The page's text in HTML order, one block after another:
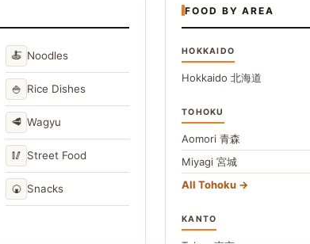
🍝 Noodles
🍚 Rice Dishes
🥩 Wagyu
🥢 Street Food
🍘 Snacks
FOOD BY AREA
HOKKAIDO
Hokkaido 北海道
TOHOKU
Aomori 青森
Miyagi 宮城
All Tohoku
KANTO